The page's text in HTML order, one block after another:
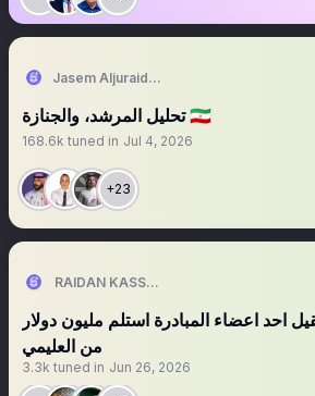
Jasem Aljuraid | جاسم الجريّد
‏‏‏‏‏‏‏‏‏‏‏‏‏‏‏‏تحليل المرشد، والجنازة 🇮🇷
168.6k tuned in Jul 4, 2026
+23
احد اعضاء المبادرة استلم مليون دولار
من العليمي
3.3k tuned in Jun 26, 2026